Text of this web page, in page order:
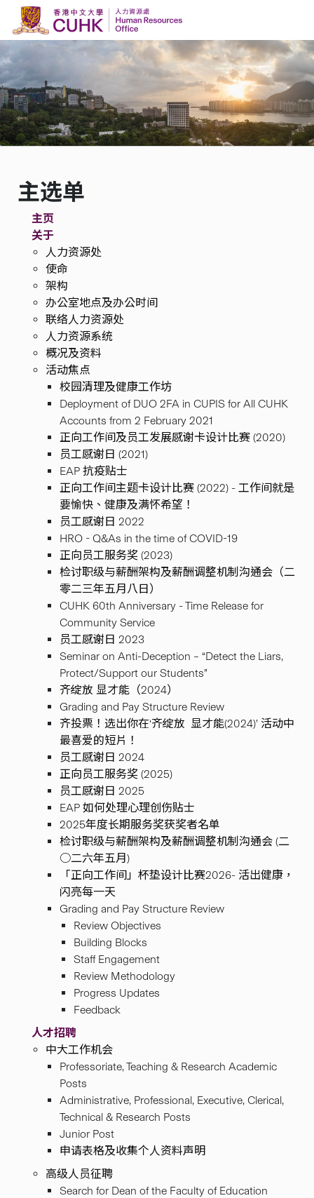
Skip to content
主选单
主页
关于
人力资源处
使命
架构
办公室地点及办公时间
联络人力资源处
人力资源系统
概况及资料
活动焦点
校园清理及健康工作坊
Deployment of DUO 2FA in CUPIS for All CUHK
Accounts from 2 February 2021
正向工作间及员工发展感谢卡设计比赛 (2020)
员工感谢日 (2021)
EAP 抗疫贴士
正向工作间主题卡设计比赛 (2022) - 工作间就是
要愉快、健康及满怀希望！
员工感谢日 2022
HRO - Q&As in the time of COVID-19
正向员工服务奖 (2023)
检讨职级与薪酬架构及薪酬调整机制沟通会（二
零二三年五月八日）
CUHK 60th Anniversary - Time Release for
Community Service
员工感谢日 2023
Seminar on Anti-Deception – “Detect the Liars,
Protect/Support our Students”
齐绽放 显才能（2024）
Grading and Pay Structure Review
齐投票！选出你在‘齐绽放 显才能(2024)’ 活动中
最喜爱的短片！
员工感谢日 2024
正向员工服务奖 (2025)
员工感谢日 2025
EAP 如何处理心理创伤贴士
2025年度长期服务奖获奖者名单
检讨职级与薪酬架构及薪酬调整机制沟通会 (二
○二六年五月)
「正向工作间」杯垫设计比赛2026- 活出健康，
闪亮每一天
Grading and Pay Structure Review
Review Objectives
Building ​Blocks
Staff Engagement
Review Methodology
Progress Updates
Feedback
人才招聘
中大工作机会
Professoriate, Teaching & Research Academic
Posts
Administrative, Professional, Executive, Clerical,
Technical & Research Posts
Junior Post
申请表格及收集个人资料声明
高级人员征聘
Search for Dean of the Faculty of Education